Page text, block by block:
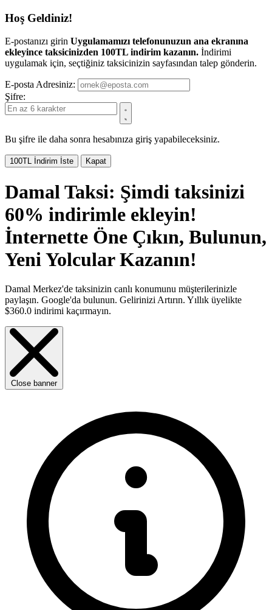
Hoş Geldiniz!
E-postanızı girin Uygulamamızı telefonunuzun ana ekranına
ekleyince taksicinizden 100TL indirim kazanın. İndirimi
uygulamak için, seçtiğiniz taksicinizin sayfasından talep gönderin.
E-posta Adresiniz:
Şifre:
Bu şifre ile daha sonra hesabınıza giriş yapabileceksiniz.
100TL İndirim İste Kapat
Damal Taksi: Şimdi taksinizi
60% indirimle ekleyin!
İnternette Öne Çıkın, Bulunun,
Yeni Yolcular Kazanın!
Damal Merkez'de taksinizin canlı konumunu müşterilerinizle
paylaşın. Google'da bulunun. Gelirinizi Artırın. Yıllık üyelikte
$360.0 indirimi kaçırmayın.
Close banner